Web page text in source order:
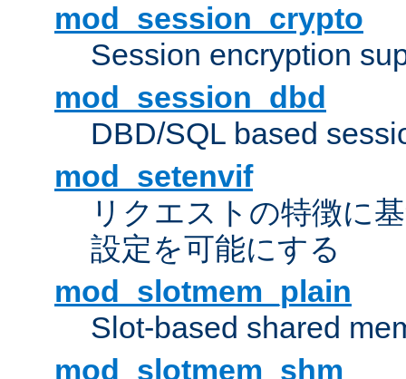
mod_session_crypto
Session encryption
mod_session_dbd
DBD/SQL based
mod_setenvif
リクエストの特徴に
設定を可能にする
mod_slotmem_plain
Slot-based shared
mod_slotmem_shm